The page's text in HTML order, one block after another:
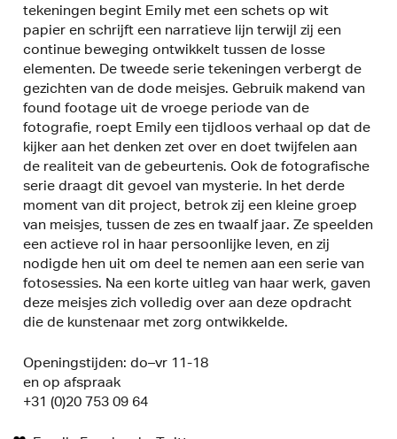
tekeningen begint Emily met een schets op wit
papier en schrijft een narratieve lijn terwijl zij een
continue beweging ontwikkelt tussen de losse
elementen. De tweede serie tekeningen verbergt de
gezichten van de dode meisjes. Gebruik makend van
found footage uit de vroege periode van de
fotografie, roept Emily een tijdloos verhaal op dat de
kijker aan het denken zet over en doet twijfelen aan
de realiteit van de gebeurtenis. Ook de fotografische
serie draagt dit gevoel van mysterie. In het derde
moment van dit project, betrok zij een kleine groep
van meisjes, tussen de zes en twaalf jaar. Ze speelden
een actieve rol in haar persoonlijke leven, en zij
nodigde hen uit om deel te nemen aan een serie van
fotosessies. Na een korte uitleg van haar werk, gaven
deze meisjes zich volledig over aan deze opdracht
die de kunstenaar met zorg ontwikkelde.
Openingstijden: do–vr 11-18
en op afspraak
+31 (0)20 753 09 64